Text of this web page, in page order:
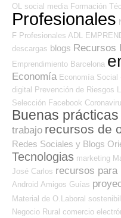
OL
social media Formación
Profesionales
F Profesionales ADL
descargas blogs Recursos
Emprendimiento Barcelona
Economía Economía Social
digital Prevención de Riesgos
Selección Facebook
Buenas prácticas
trabajo recursos de
Redes Sociales y Blogs
Tecnologias marketing
José Carlos recursos para
Android Amigos Guías
Material de O.Laboral
Negocio Rural comercio